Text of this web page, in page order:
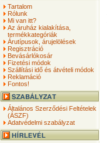
Tartalom
Rólunk
Mi van itt?
Az áruház kialakítása,
termékkategóriák
Árutípusok, árujelölések
Regisztráció
Bevásárlókosár
Fizetési módok
Szállítási idő és átvételi módok
Reklamáció
Fontos!
Általános Szerződési Feltételek
(ÁSZF)
Adatvédelmi szabályzat